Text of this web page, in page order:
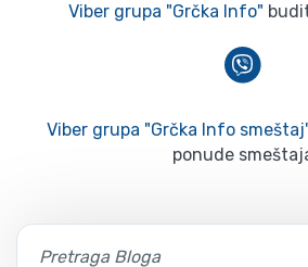
Viber grupa "Grčka Info"
Viber grupa "Grčka Info
ponude